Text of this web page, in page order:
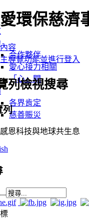
合作夥伴
愛心接力相關
「心」聞
各界肯定
慈善賑災
環保慈濟
容
導覽功能並進行登入
列檢視搜尋
列
恩科技與地球共生息